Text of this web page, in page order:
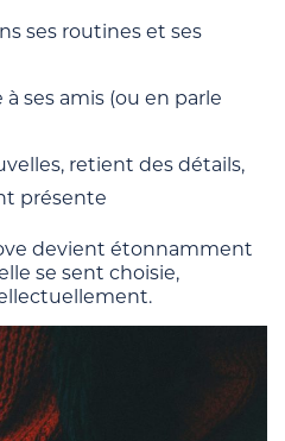
ses routines et ses
ses amis (ou en parle
retient des détails,
présente
devient étonnamment
se sent choisie,